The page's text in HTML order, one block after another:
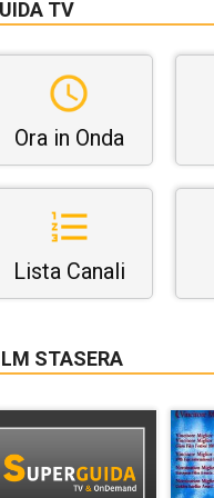
TV
Ora in Onda
Lista Canali
STASERA